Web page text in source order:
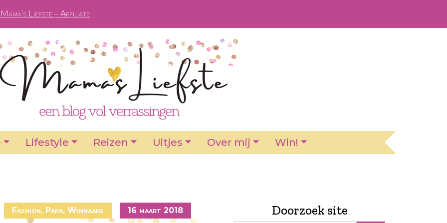
Liefste – Affiliate
Lifestyle Reizen Uitjes Over mij Win!
Fashion, Papa, Winnaars 16 maart 2018 Doorzoek site